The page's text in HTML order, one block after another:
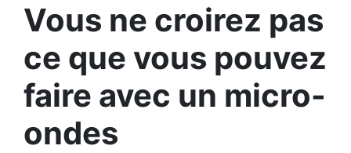
Vous ne croirez pas
ce que vous pouvez
faire avec un micro-
ondes